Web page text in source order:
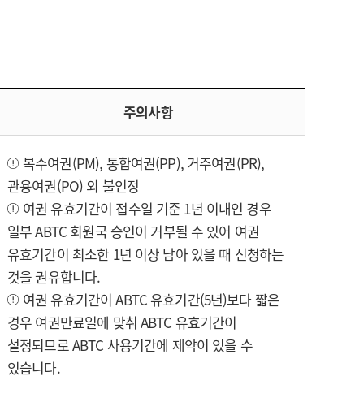
주의사항
복수여권(PM), 통합여권(PP), 거주여권(PR),
관용여권(PO) 외 불인정
여권 유효기간이 접수일 기준 1년 이내인 경우
일부 ABTC 회원국 승인이 거부될 수 있어 여권
유효기간이 최소한 1년 이상 남아 있을 때 신청하는
것을 권유합니다.
여권 유효기간이 ABTC 유효기간(5년)보다 짧은
경우 여권만료일에 맞춰 ABTC 유효기간이
설정되므로 ABTC 사용기간에 제약이 있을 수
있습니다.